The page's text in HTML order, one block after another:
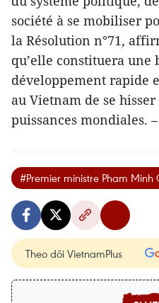
société à se mobiliser
la Résolution n°71,
qu’elle constituera une
développement rapide
au Vietnam de se
puissances mondiales.
#Premier ministre Pham Minh
Theo dõi VietnamPlus